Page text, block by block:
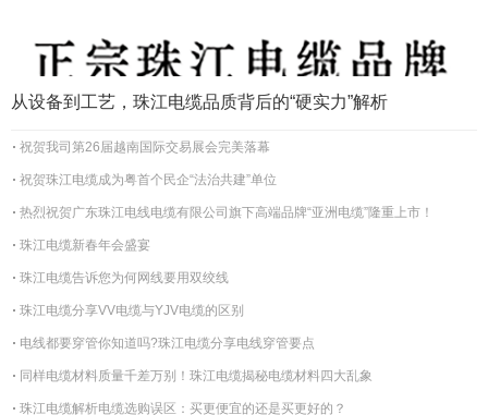
从设备到工艺，珠江电缆品质背后的“硬实力”解析
祝贺我司第26届越南国际交易展会完美落幕
祝贺珠江电缆成为粤首个民企“法治共建”单位
热烈祝贺广东珠江电线电缆有限公司旗下高端品牌“亚洲电缆”隆重上市！
珠江电缆新春年会盛宴
珠江电缆告诉您为何网线要用双绞线
珠江电缆分享VV电缆与YJV电缆的区别
电线都要穿管你知道吗?珠江电缆分享电线穿管要点
同样电缆材料质量千差万别！珠江电缆揭秘电缆材料四大乱象
珠江电缆解析电缆选购误区：买更便宜的还是买更好的？